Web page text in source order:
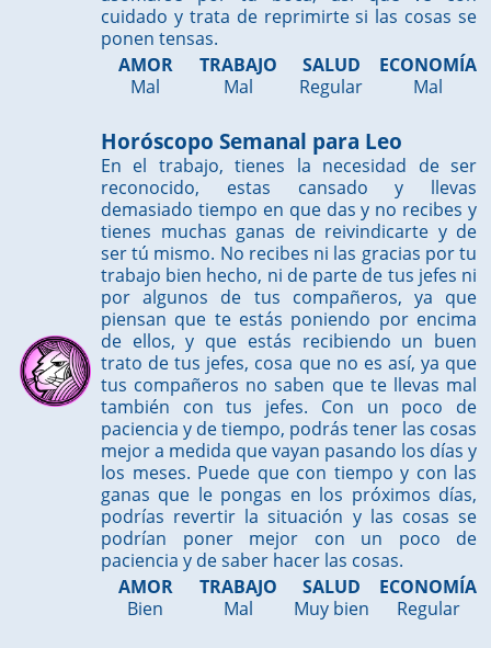
cuidado y trata de reprimirte si las cosas se
ponen tensas.
AMOR
Mal
TRABAJO
Mal
SALUD
Regular
ECONOMÍA
Mal
Horóscopo Semanal para Leo
En el trabajo, tienes la necesidad de ser
reconocido, estas cansado y llevas
demasiado tiempo en que das y no recibes y
tienes muchas ganas de reivindicarte y de
ser tú mismo. No recibes ni las gracias por tu
trabajo bien hecho, ni de parte de tus jefes ni
por algunos de tus compañeros, ya que
piensan que te estás poniendo por encima
de ellos, y que estás recibiendo un buen
trato de tus jefes, cosa que no es así, ya que
tus compañeros no saben que te llevas mal
también con tus jefes. Con un poco de
paciencia y de tiempo, podrás tener las cosas
mejor a medida que vayan pasando los días y
los meses. Puede que con tiempo y con las
ganas que le pongas en los próximos días,
podrías revertir la situación y las cosas se
podrían poner mejor con un poco de
paciencia y de saber hacer las cosas.
AMOR
Bien
TRABAJO
Mal
SALUD
Muy bien
ECONOMÍA
Regular